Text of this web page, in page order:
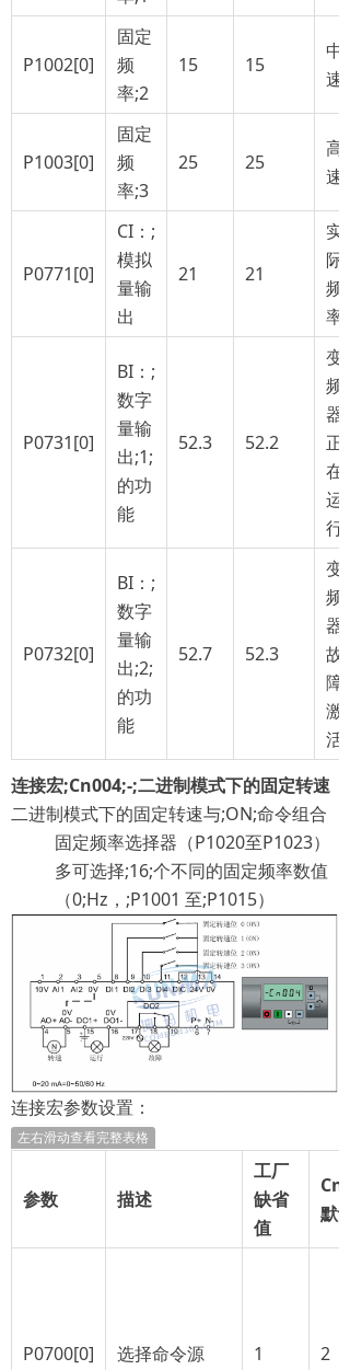
P1002[0]
固定
频
率;2
15 15
中
速
P1003[0]
固定
频
率;3
25 25
高
速
P0771[0]
CI：;
模拟
量输
出
21 21
实
际
频
率
P0731[0]
BI：;
数字
量输
出;1;
的功
能
52.3 52.2
变
频
器
正
在
运
行
P0732[0]
BI：;
数字
量输
出;2;
的功
能
52.7 52.3
变
频
器
故
障
激
活
连接宏;Cn004;-;二进制模式下的固定转速
二进制模式下的固定转速与;ON;命令组合
固定频率选择器（P1020至P1023）
多可选择;16;个不同的固定频率数值
（0;Hz，;P1001 至;P1015）
连接宏参数设置：
左右滑动查看完整表格
参数 描述
工厂
缺省
值
默
P0700[0] 选择命令源 1 2